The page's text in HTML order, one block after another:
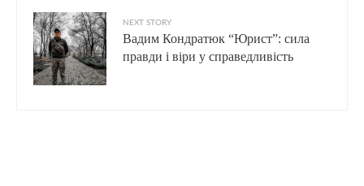
NEXT STORY
Вадим Кондратюк “Юрист”: сила
правди і віри у справедливість